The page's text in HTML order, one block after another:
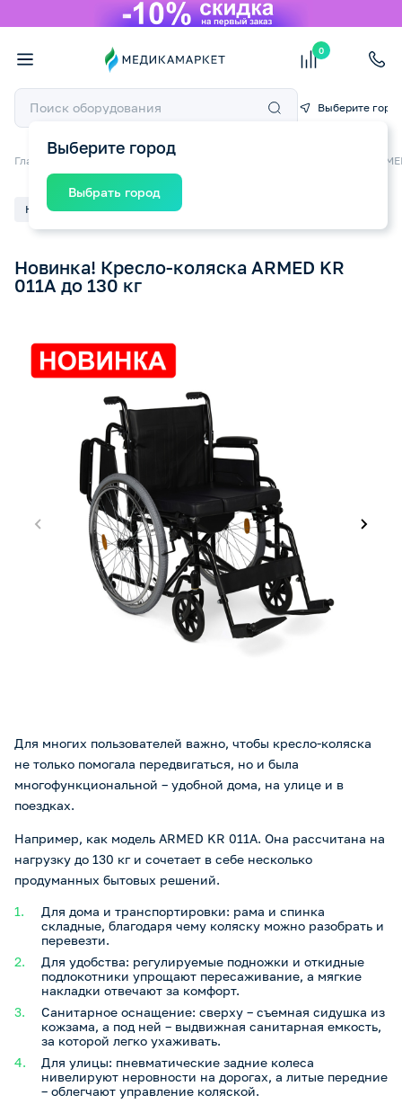
0
Выберите город
Выберите город
Выбрать город
Главная О компании Пресс-центр Новинка! Кресло-коляска
Новость 06.01.2026
Новинка! Кресло-коляска ARMED KR
011A до 130 кг
Для многих пользователей важно, чтобы кресло-коляска
не только помогала передвигаться, но и была
многофункциональной – удобной дома, на улице и в
поездках.
Например, как модель ARMED KR 011A. Она рассчитана на
нагрузку до 130 кг и сочетает в себе несколько
продуманных бытовых решений.
Для дома и транспортировки: рама и спинка
складные, благодаря чему коляску можно разобрать и
перевезти.
Для удобства: регулируемые подножки и откидные
подлокотники упрощают пересаживание, а мягкие
накладки отвечают за комфорт.
Санитарное оснащение: сверху – съемная сидушка из
кожзама, а под ней – выдвижная санитарная емкость,
за которой легко ухаживать.
Для улицы: пневматические задние колеса
нивелируют неровности на дорогах, а литые передние
– облегчают управление коляской.